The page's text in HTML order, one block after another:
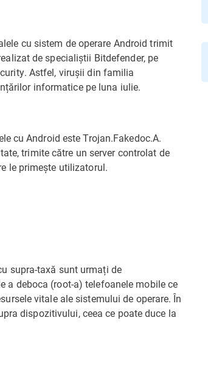
cu sistem de operare Android trimit
de specialiștii Bitdefender, pe
Astfel, virușii din familia
informatice pe luna iulie.
cu Android este Trojan.Fakedoc.A.
trimite către un server controlat de
le primește utilizatorul.
supra-taxă sunt urmați de
a deboca (root-a) telefoanele mobile ce
vitale ale sistemului de operare. În
dispozitivului, ceea ce poate duce la